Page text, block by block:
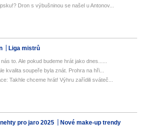
Dron s výbušninou se našel u Antonov...
Liga mistrů
to. Ale pokud budeme hrát jako dnes......
kvalita soupeře byla znát. Prohra na hři...
Takhle chceme hrát! Výhru zařídili sváteč...
pro jaro 2025 Nové make-up trendy